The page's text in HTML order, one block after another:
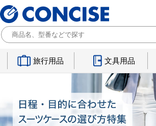
旅行用品 文具用品